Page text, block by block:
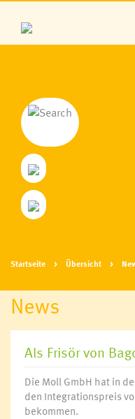
Startseite Übersicht
News
Als Frisör von
Die Moll GmbH hat in
den Integrationspreis
bekommen.